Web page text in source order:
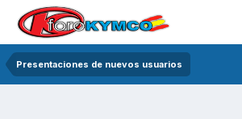
Presentaciones de nuevos usuarios